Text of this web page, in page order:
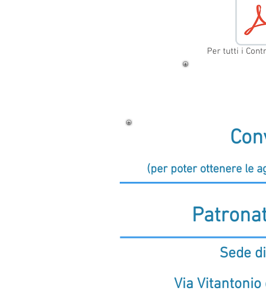
Per tutti i
(per poter ottenere le
Sede
Via Vitantonio